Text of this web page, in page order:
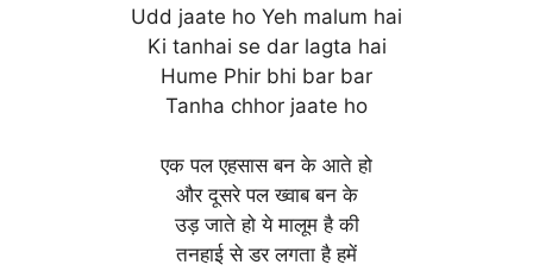
Udd jaate ho Yeh malum hai
Ki tanhai se dar lagta hai
Hume Phir bhi bar bar
Tanha chhor jaate ho
एक पल एहसास बन के आते हो
और दूसरे पल ख्वाब बन के
उड़ जाते हो ये मालूम है की
तनहाई से डर लगता है हमें